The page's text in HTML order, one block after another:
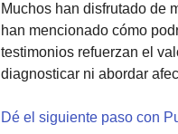
Muchos han disfrutado de
han mencionado cómo
testimonios refuerzan el
diagnosticar ni abordar
Dé el siguiente paso con